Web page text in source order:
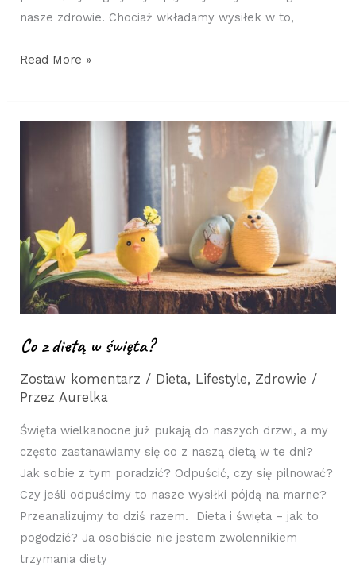
nasze zdrowie. Chociaż wkładamy wysiłek w to,
Read More »
Co z dietą w święta?
Zostaw komentarz / Dieta, Lifestyle, Zdrowie /
PrzezAurelka
Święta wielkanocne już pukają do naszych drzwi, a my
często zastanawiamy się co z naszą dietą w te dni?
Jak sobie z tym poradzić? Odpuścić, czy się pilnować?
Czy jeśli odpuścimy to nasze wysiłki pójdą na marne?
Przeanalizujmy to dziś razem. Dieta i święta – jak to
pogodzić? Ja osobiście nie jestem zwolennikiem
trzymania diety